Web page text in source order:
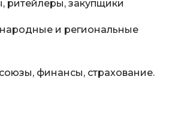
финансы, страхование.
и региональные
ритейлеры, закупщики